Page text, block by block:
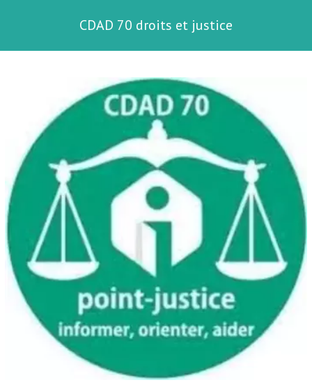
CDAD 70 droits et justice